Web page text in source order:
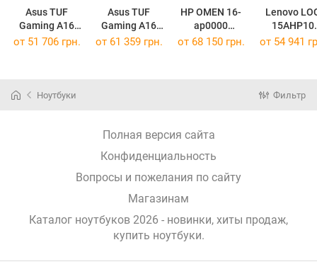
Asus TUF
Gaming A16
(2025)
Asus TUF
Gaming A16
(2025)
HP OMEN 16-
ap0000
[BL6K1AV]
Lenovo
15AHP10
от 51 706 грн. от 61 359 грн. от 68 150 грн. от 54 941
Ноутбуки Фильтр
Полная версия сайта
Конфиденциальность
Вопросы и пожелания по сайту
Магазинам
Каталог ноутбуков 2026 - новинки, хиты продаж,
купить ноутбуки.